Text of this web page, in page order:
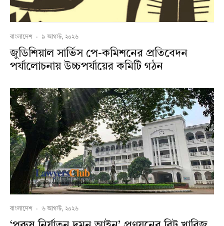
বাংলাদেশ · ৯ আগস্ট, ২০২৬
জুডিশিয়াল সার্ভিস পে-কমিশনের প্রতিবেদন
পর্যালোচনায় উচ্চপর্যায়ের কমিটি গঠন
বাংলাদেশ · ৬ আগস্ট, ২০২৬